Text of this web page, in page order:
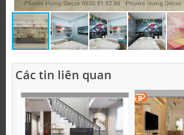
Các tin liên quan